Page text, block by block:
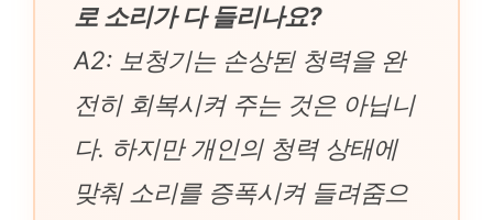
로 소리가 다 들리나요?
A2: 보청기는 손상된 청력을 완
전히 회복시켜 주는 것은 아닙니
다. 하지만 개인의 청력 상태에
맞춰 소리를 증폭시켜 들려줌으